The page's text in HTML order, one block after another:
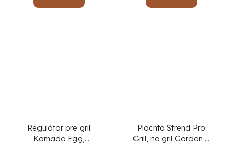
Regulátor pre gril
Kamado Egg,
Plachta Strend Pro
Grill, na gril Gordon a